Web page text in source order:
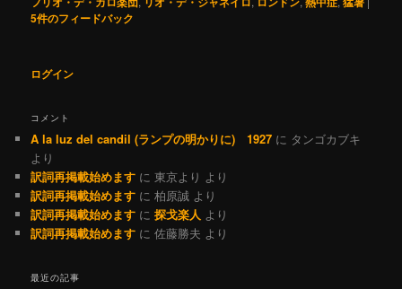
5件のフィードバック
ログイン
コメント
A la luz del candil (ランプの明かりに) 1927 に タンゴカブキ
より
訳詞再掲載始めます に東京より より
訳詞再掲載始めます に柏原誠 より
訳詞再掲載始めます に探戈楽人 より
訳詞再掲載始めます に佐藤勝夫 より
最近の記事